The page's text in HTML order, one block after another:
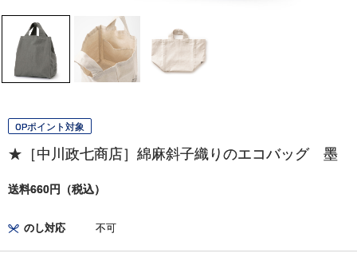
OPポイント対象
★［中川政七商店］綿麻斜子織りのエコバッグ 墨
送料660円（税込）
のし対応 不可